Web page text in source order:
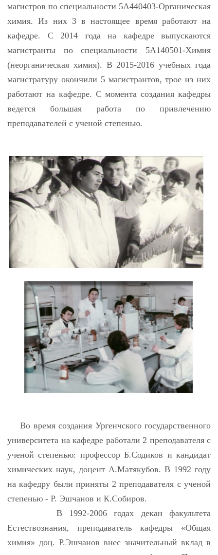
магистров по специальности 5A440403-Органическая
химия. Из них 3 в настоящее время работают на
кафедре. С 2014 года на кафедре выпускаются
магистранты по специальности 5А140501-Химия
(неорганическая химия). В 2015-2016 учебных года
магистратуру окончили 5 магистрантов, трое из них
работают на кафедре. С момента создания кафедры
ведется большая работа по привлечению
преподавателей с ученой степенью.
Во время создания Ургенчского государственного
университета на кафедре работали 2 преподавателя с
ученой степенью: профессор Б.Содиков и кандидат
химических наук, доцент А.Матякубов. В 1992 году
на кафедру были приняты 2 преподавателя с ученой
степенью - Р. Эшчанов и К.Собиров.
В 1992-2006 годах декан факультета
Естествознания, преподаватель кафедры «Общая
химия» доц. Р.Эшчанов внес значительный вклад в